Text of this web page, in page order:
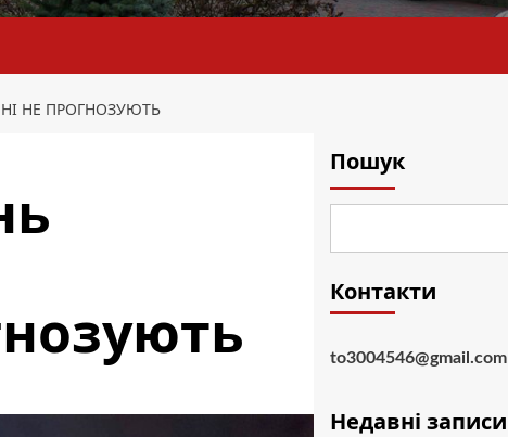
НЕ ПРОГНОЗУЮТЬ
Пошук
Контакти
to3004546@gmail.com
Недавні записи